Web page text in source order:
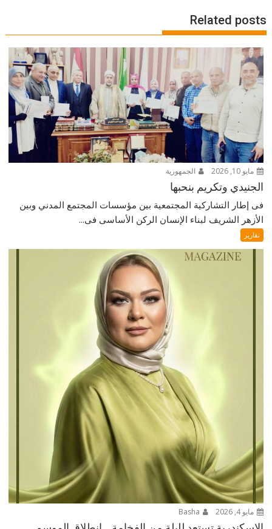
Related posts
مايو 10, 2026 الجمهورية
الجنيدي وتكريم بنحبها
فى إطار التشاركية المجتمعية بين مؤسسات المجتمع المدني وبين
الأزهر الشريف لبناء الإنسان الركن الأساسى فى...
تقارير
مايو 4, 2026